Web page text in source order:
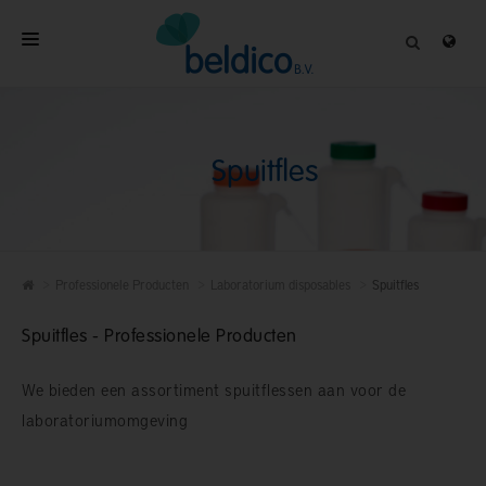
Spuitfles
Spuitfles
Spuitfles - Professionele Producten
We bieden een assortiment spuitflessen aan voor de
laboratoriumomgeving